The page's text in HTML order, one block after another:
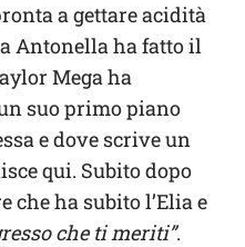
a gettare acidità
Antonella ha fatto il
Mega ha
suo primo piano
e dove scrive un
qui. Subito dopo
che ha subito l’Elia e
che ti meriti”.